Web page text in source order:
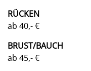
RÜCKEN
ab 40,- €
BRUST/BAUCH
ab 45,- €